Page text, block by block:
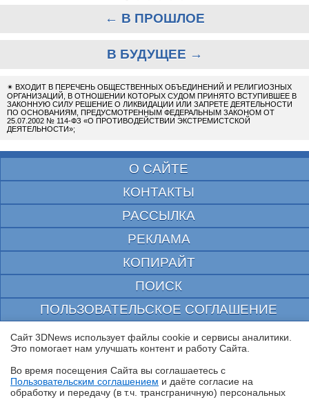
← В ПРОШЛОЕ
В БУДУЩЕЕ →
✴ ВХОДИТ В ПЕРЕЧЕНЬ ОБЩЕСТВЕННЫХ ОБЪЕДИНЕНИЙ И РЕЛИГИОЗНЫХ
ОРГАНИЗАЦИЙ, В ОТНОШЕНИИ КОТОРЫХ СУДОМ ПРИНЯТО ВСТУПИВШЕЕ В
ЗАКОННУЮ СИЛУ РЕШЕНИЕ О ЛИКВИДАЦИИ ИЛИ ЗАПРЕТЕ ДЕЯТЕЛЬНОСТИ
ПО ОСНОВАНИЯМ, ПРЕДУСМОТРЕННЫМ ФЕДЕРАЛЬНЫМ ЗАКОНОМ ОТ
25.07.2002 № 114-ФЗ «О ПРОТИВОДЕЙСТВИИ ЭКСТРЕМИСТСКОЙ
ДЕЯТЕЛЬНОСТИ»;
О САЙТЕ
КОНТАКТЫ
РАССЫЛКА
РЕКЛАМА
КОПИРАЙТ
ПОИСК
ПОЛЬЗОВАТЕЛЬСКОЕ СОГЛАШЕНИЕ
ЗАЩИЩЕНО CURATOR
© 1997—2026 Электронное периодическое издание "3ДНьюс" | Свидетельство о
выдано Федеральной Службой по надзору за соблюдением законодательства в сфере
массовых коммуникаций и охране культурного наследия
При цитировании документа ссылка на сайт с указанием автора обязательна. Полное
Сайт 3DNews использует файлы cookie и сервисы аналитики.
Это помогает нам улучшать контент и работу Cайта.
Во время посещения Cайта вы соглашаетесь с
Пользовательским соглашением и даёте согласие на
обработку и передачу (в т.ч. трансграничную) персональных